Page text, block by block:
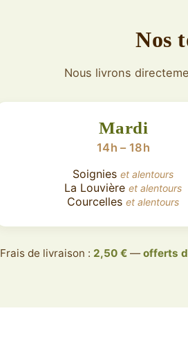
Nos
Nous livrons
Mardi
14h – 18h
Soignieset alentours
La Louvièreet alentours
Courcelleset alentours
Frais de livraison : 2,50 € —offerts